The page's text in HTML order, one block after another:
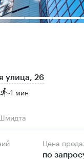
улица, 26
~1 мин
Цена
по